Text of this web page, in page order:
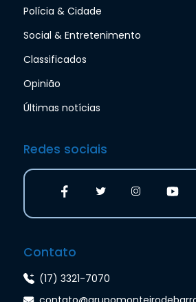
Polícia & Cidade
Social & Entretenimento
Classificados
Opinião
Últimas notícias
Redes sociais
Contato
(17) 3321-7070